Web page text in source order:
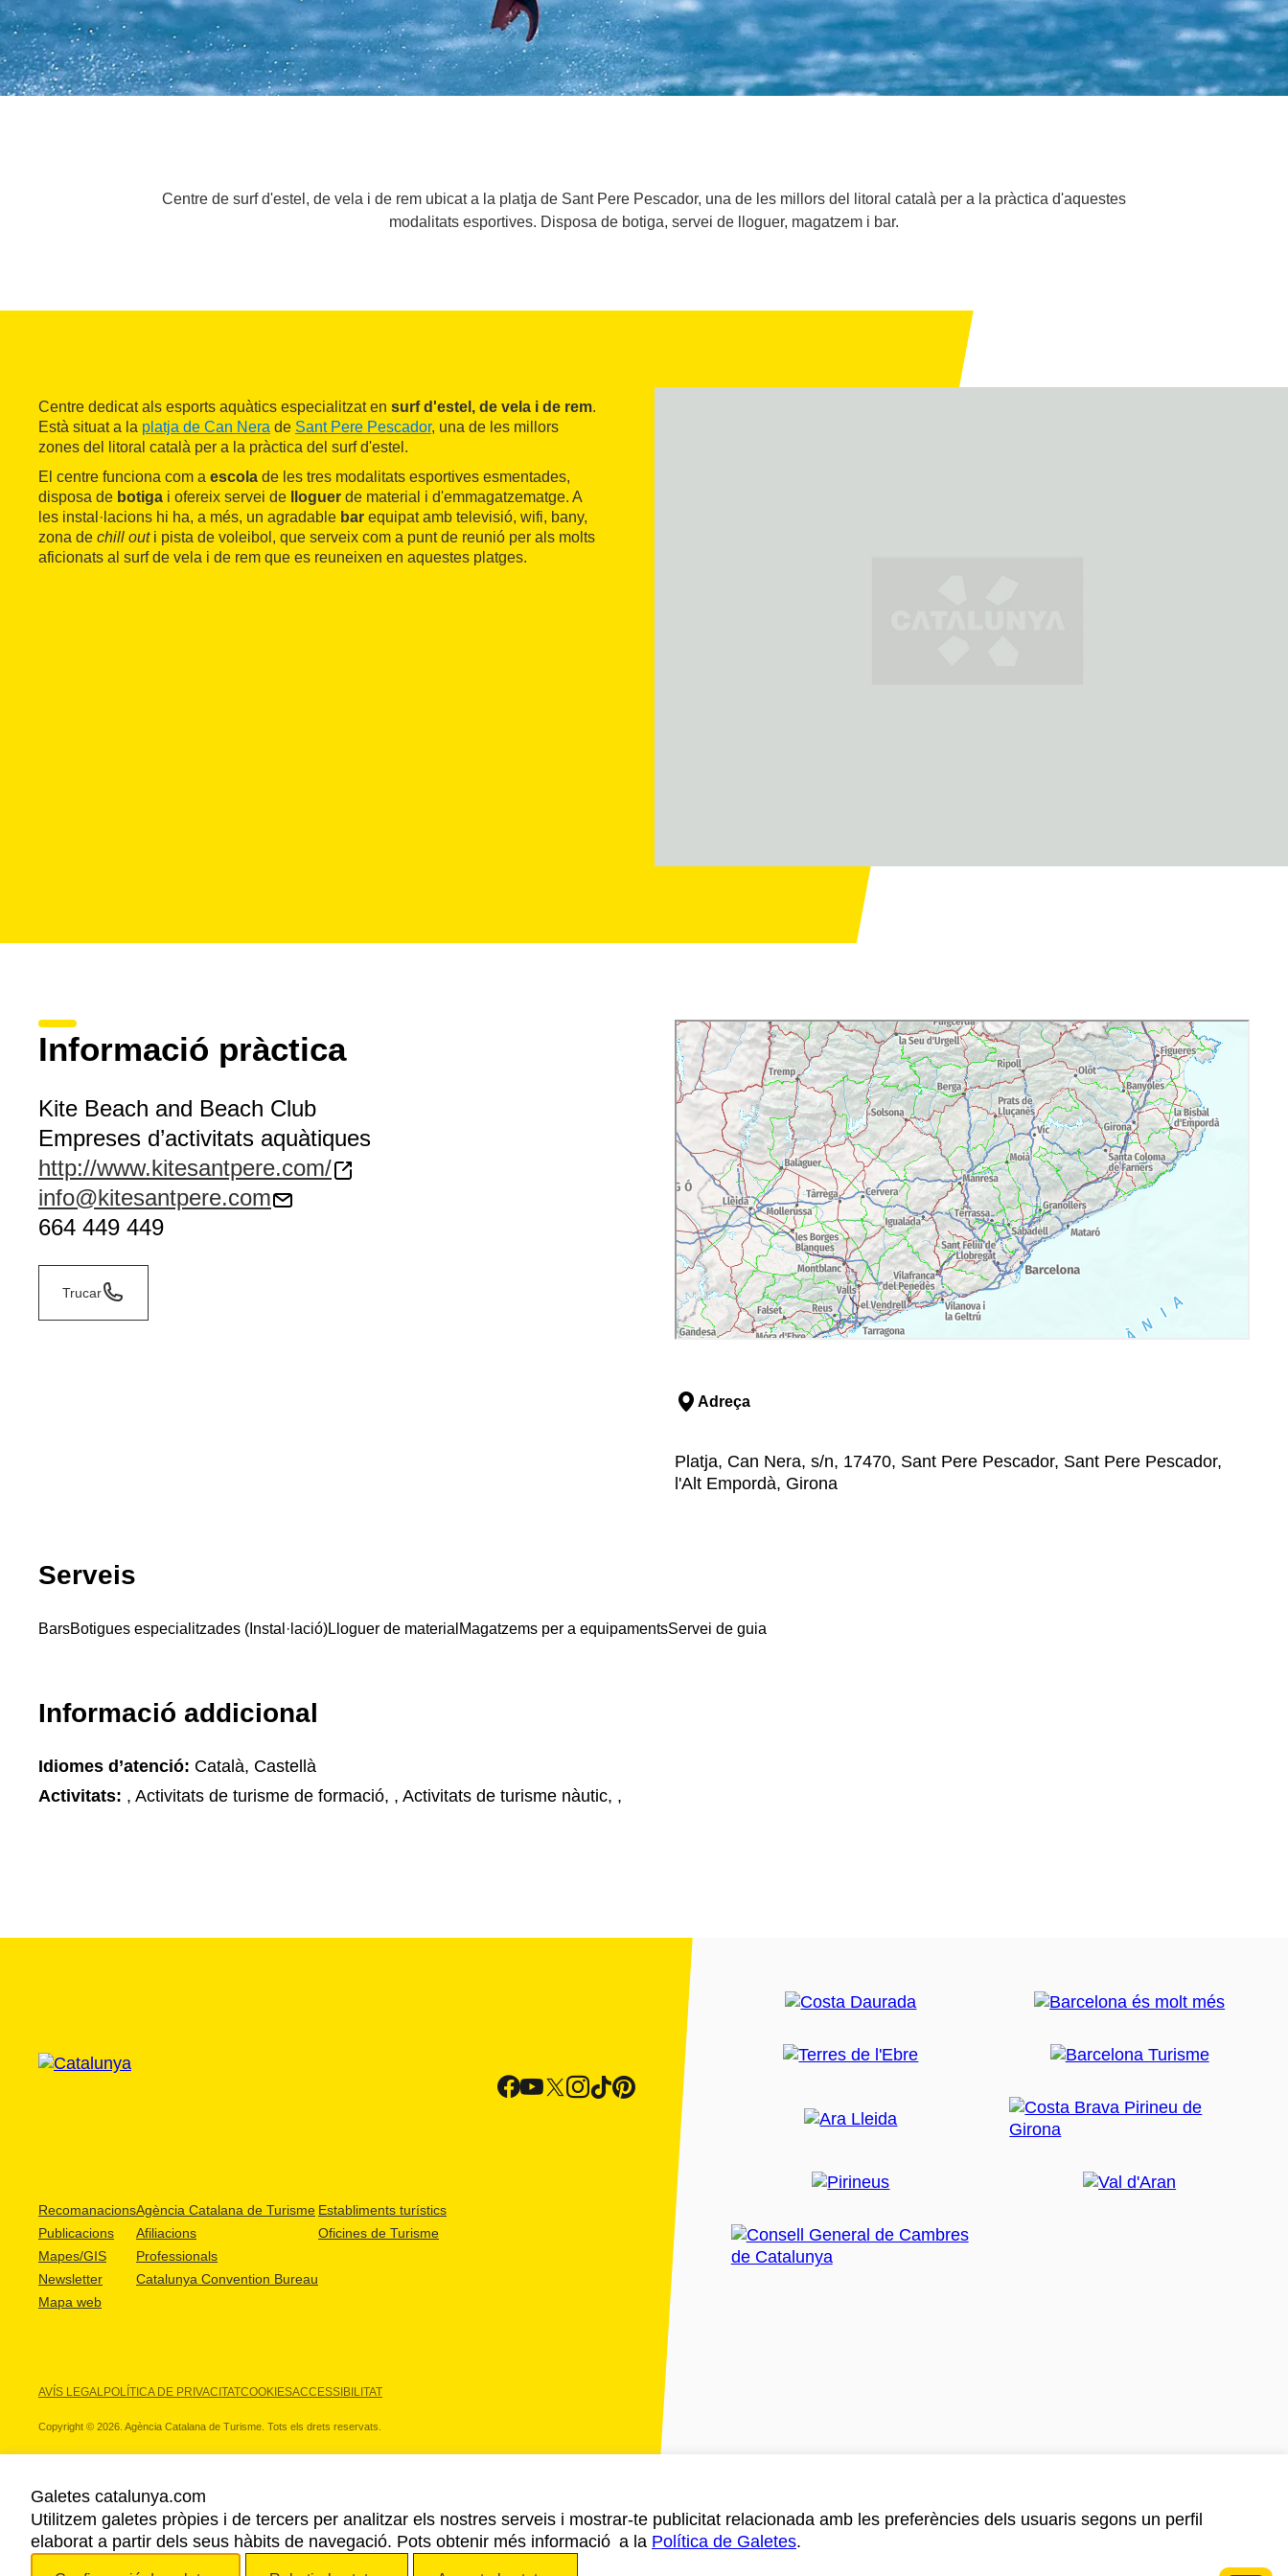
Centre de surf d'estel, de vela i de rem ubicat a la platja de Sant Pere Pescador, una de les millors del litoral català per a la pràctica d'aquestes
modalitats esportives. Disposa de botiga, servei de lloguer, magatzem i bar.
Centre dedicat als esports aquàtics especialitzat en surf d'estel, de vela i de rem.
Està situat a la platja de Can Nera de Sant Pere Pescador, una de les millors
zones del litoral català per a la pràctica del surf d'estel.
El centre funciona com a escola de les tres modalitats esportives esmentades,
disposa de botiga i ofereix servei de lloguer de material i d'emmagatzematge. A
les instal·lacions hi ha, a més, un agradable bar equipat amb televisió, wifi, bany,
zona de chill outi pista de voleibol, que serveix com a punt de reunió per als molts
aficionats al surf de vela i de rem que es reuneixen en aquestes platges.
Informació pràctica
Kite Beach and Beach Club
Empreses d’activitats aquàtiques
http://www.kitesantpere.com/
info@kitesantpere.com
664 449 449
Trucar
Adreça
Platja, Can Nera, s/n, 17470, Sant Pere Pescador, Sant Pere Pescador,
l'Alt Empordà, Girona
Serveis
BarsBotigues especialitzades (Instal·lació)Lloguer de material Magatzems per a equipamentsServei de guia
Informació addicional
Idiomes d’atenció: Català, Castellà
Activitats: , Activitats de turisme de formació, , Activitats de turisme nàutic, ,
Recomanacions
Publicacions
Mapes/GIS
Newsletter
Mapa web
Agència Catalana de Turisme
Afiliacions
Professionals
Catalunya Convention Bureau
Establiments turístics
Oficines de Turisme
AVÍS LEGALPOLÍTICA DE PRIVACITATCOOKIESACCESSIBILITAT
Copyright © 2026. Agència Catalana de Turisme. Tots els drets reservats.
ELS NOSTRES PARTNERS
Galetes catalunya.com
Utilitzem galetes pròpies i de tercers per analitzar els nostres serveis i mostrar-te publicitat relacionada amb les preferències dels usuaris segons un perfil
elaborat a partir dels seus hàbits de navegació. Pots obtenir més informació a la Política de Galetes.